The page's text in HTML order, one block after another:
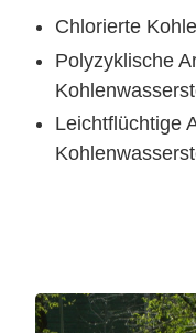
Chlorierte
Polyzyklische
Leichtflüchtige